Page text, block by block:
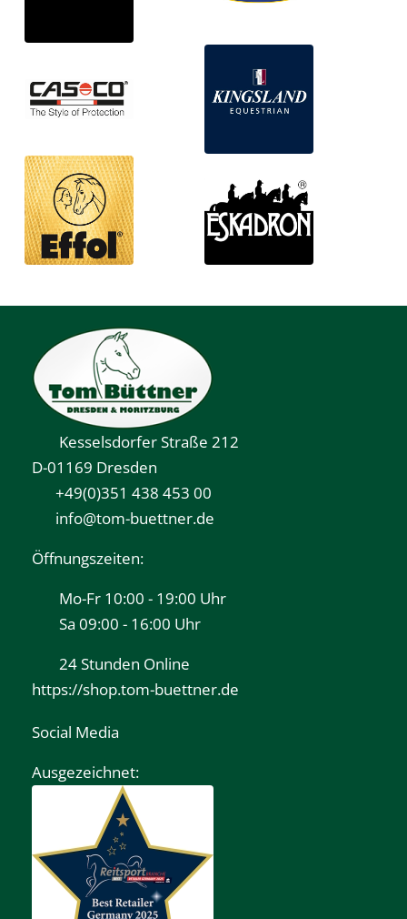
Kesselsdorfer Straße 212
D-01169 Dresden
+49(0)351 438 453 00
info@tom-buettner.de
Öffnungszeiten:
Mo-Fr 10:00 - 19:00 Uhr
Sa 09:00 - 16:00 Uhr
24 Stunden Online
https://shop.tom-buettner.de
Social Media
Ausgezeichnet: